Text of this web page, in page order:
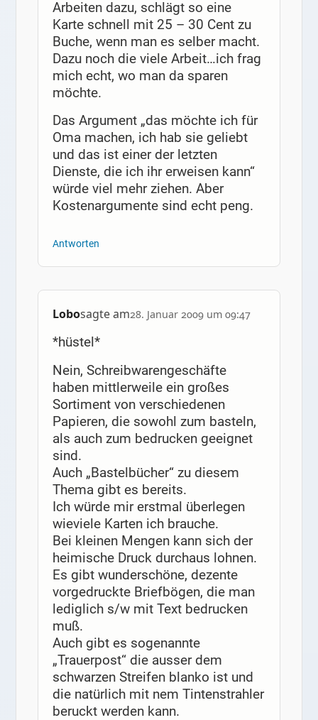
Arbeiten dazu, schlägt so eine
Karte schnell mit 25 – 30 Cent zu
Buche, wenn man es selber macht.
Dazu noch die viele Arbeit…ich frag
mich echt, wo man da sparen
möchte.
Das Argument „das möchte ich für
Oma machen, ich hab sie geliebt
und das ist einer der letzten
Dienste, die ich ihr erweisen kann“
würde viel mehr ziehen. Aber
Kostenargumente sind echt peng.
Antworten
Lobosagte am28. Januar 2009 um 09:47
*hüstel*
Nein, Schreibwarengeschäfte
haben mittlerweile ein großes
Sortiment von verschiedenen
Papieren, die sowohl zum basteln,
als auch zum bedrucken geeignet
sind.
Auch „Bastelbücher“ zu diesem
Thema gibt es bereits.
Ich würde mir erstmal überlegen
wieviele Karten ich brauche.
Bei kleinen Mengen kann sich der
heimische Druck durchaus lohnen.
Es gibt wunderschöne, dezente
vorgedruckte Briefbögen, die man
lediglich s/w mit Text bedrucken
muß.
Auch gibt es sogenannte
„Trauerpost“ die ausser dem
schwarzen Streifen blanko ist und
die natürlich mit nem Tintenstrahler
beruckt werden kann.